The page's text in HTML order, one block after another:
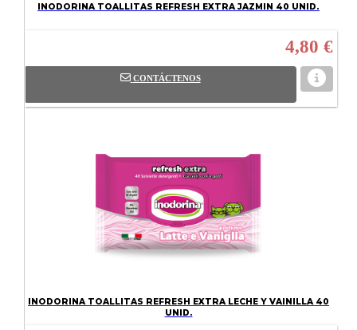
INODORINA TOALLITAS REFRESH EXTRA JAZMIN 40 UNID.
4,80 €
CONTÁCTENOS
INODORINA TOALLITAS REFRESH EXTRA LECHE Y VAINILLA 40
UNID.